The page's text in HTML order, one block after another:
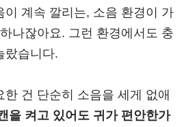
이 계속 깔리는, 소음 환경이 가
나잖아요. 그런 환경에서도 충
랐습니다.
건 단순히 소음을 세게 없애
을 켜고 있어도 귀가 편안한가